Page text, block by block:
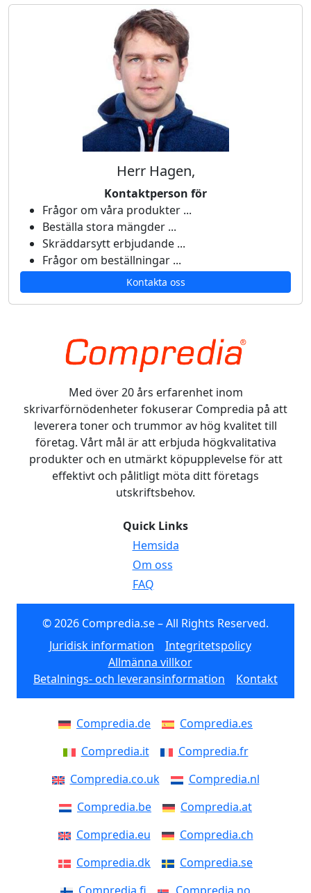
Herr Hagen,
Kontaktperson för
Frågor om våra produkter ...
Beställa stora mängder ...
Skräddarsytt erbjudande ...
Frågor om beställningar ...
Kontakta oss
Med över 20 års erfarenhet inom
skrivarförnödenheter fokuserar Compredia på att
leverera toner och trummor av hög kvalitet till
företag. Vårt mål är att erbjuda högkvalitativa
produkter och en utmärkt köpupplevelse för att
effektivt och pålitligt möta ditt företags
utskriftsbehov.
Quick Links
Hemsida
Om oss
FAQ
© 2026 Compredia.se – All Rights Reserved.
Juridisk information
Integritetspolicy
Allmänna villkor
Betalnings- och leveransinformation
Kontakt
Compredia.de
Compredia.es
Compredia.it
Compredia.fr
Compredia.co.uk
Compredia.nl
Compredia.be
Compredia.at
Compredia.eu
Compredia.ch
Compredia.dk
Compredia.se